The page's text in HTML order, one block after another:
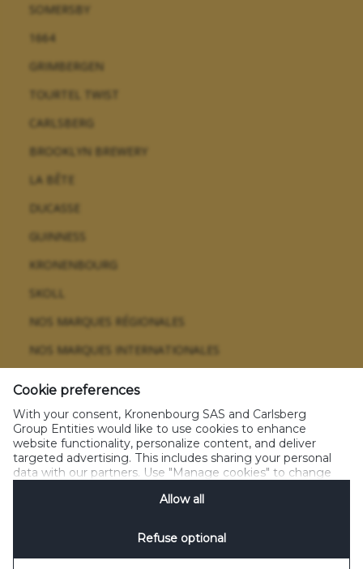
SOMERSBY
1664
GRIMBERGEN
TOURTEL TWIST
CARLSBERG
BROOKLYN BREWERY
LA BÊTE
DUCASSE
GUINNESS
KRONENBOURG
SKOLL
NOS MARQUES RÉGIONALES
NOS MARQUES INTERNATIONALES
Glossaire CGU Politique sur les données personnelles
Politique sur les cookies Règlement jeux concours
Gérez les cookies
Nos emballages All rights reserved 2021
Cookie preferences
With your consent, Kronenbourg SAS and Carlsberg
Group Entities would like to use cookies to enhance
website functionality, personalize content, and deliver
targeted advertising. This includes sharing your personal
data with our partners. Use "Manage cookies" to change
Privacy Notificationfor details.
Allow all
Refuse optional